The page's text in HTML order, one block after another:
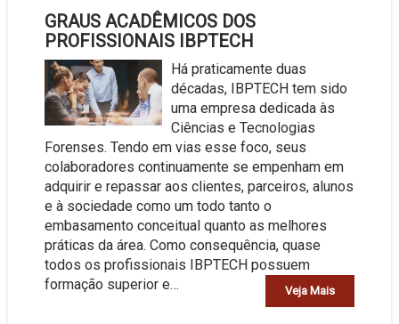
GRAUS ACADÊMICOS DOS
PROFISSIONAIS IBPTECH
Há praticamente duas
décadas, IBPTECH tem sido
uma empresa dedicada às
Ciências e Tecnologias
Forenses. Tendo em vias esse foco, seus
colaboradores continuamente se empenham em
adquirir e repassar aos clientes, parceiros, alunos
e à sociedade como um todo tanto o
embasamento conceitual quanto as melhores
práticas da área. Como consequência, quase
todos os profissionais IBPTECH possuem
formação superior e…
Veja Mais